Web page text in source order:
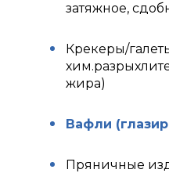
затяжное,
Крекеры/
жира)
Вафли
Пряничные